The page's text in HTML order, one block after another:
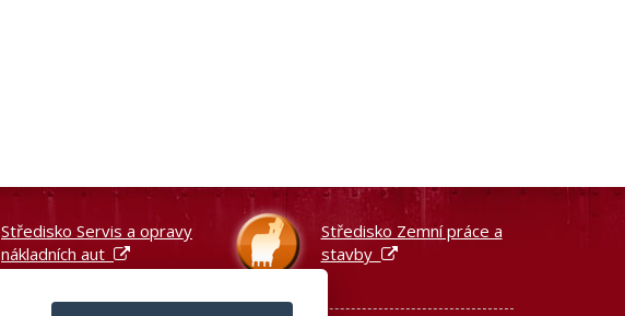
Středisko Servis a opravy
nákladních aut
Středisko Zemní práce a
stavby